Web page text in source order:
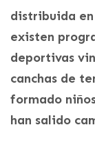
distribuida
existen
deportivas
canchas de
formado
han salido